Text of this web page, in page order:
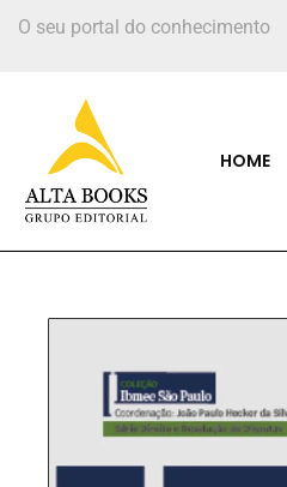
O seu portal do conhecimento
HOME